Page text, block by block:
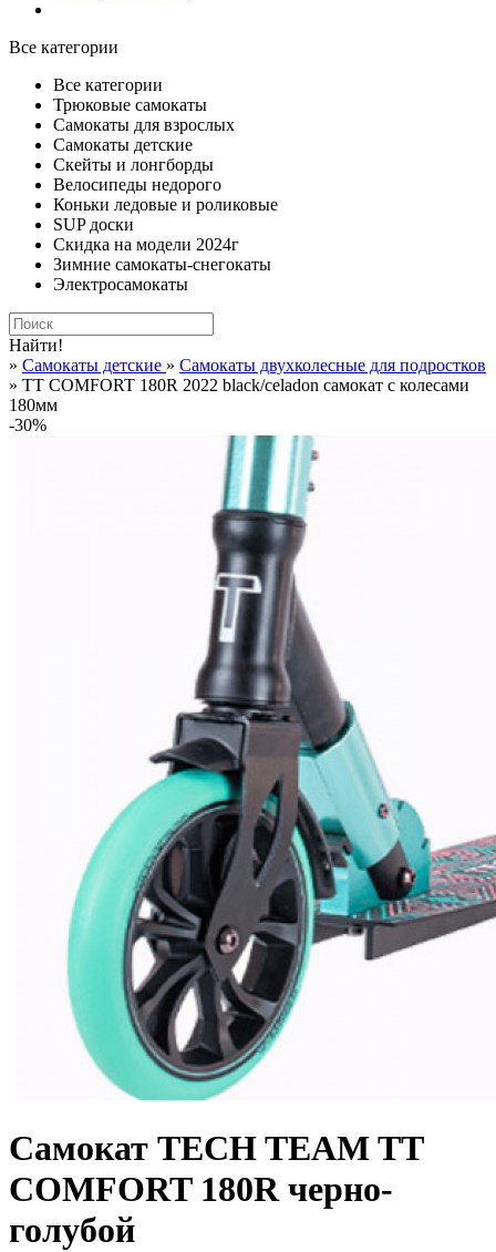
Все категории
Все категории
Трюковые самокаты
Самокаты для взрослых
Самокаты детские
Cкейты и лонгборды
Велосипеды недорого
Коньки ледовые и роликовые
SUP доски
Скидка на модели 2024г
Зимние самокаты-снегокаты
Электросамокаты
Найти!
» Самокаты детские » Самокаты двухколесные для подростков
» TT COMFORT 180R 2022 black/celadon самокат с колесами
180мм
-30%
Самокат TECH TEAM TT
COMFORT 180R черно-
голубой